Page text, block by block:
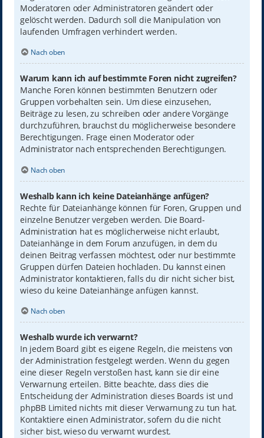
Moderatoren oder Administratoren geändert oder
gelöscht werden. Dadurch soll die Manipulation von
laufenden Umfragen verhindert werden.
Nach oben
Warum kann ich auf bestimmte Foren nicht zugreifen?
Manche Foren können bestimmten Benutzern oder
Gruppen vorbehalten sein. Um diese einzusehen,
Beiträge zu lesen, zu schreiben oder andere Vorgänge
durchzuführen, brauchst du möglicherweise besondere
Berechtigungen. Frage einen Moderator oder
Administrator nach entsprechenden Berechtigungen.
Nach oben
Weshalb kann ich keine Dateianhänge anfügen?
Rechte für Dateianhänge können für Foren, Gruppen und
einzelne Benutzer vergeben werden. Die Board-
Administration hat es möglicherweise nicht erlaubt,
Dateianhänge in dem Forum anzufügen, in dem du
deinen Beitrag verfassen möchtest, oder nur bestimmte
Gruppen dürfen Dateien hochladen. Du kannst einen
Administrator kontaktieren, falls du dir nicht sicher bist,
wieso du keine Dateianhänge anfügen kannst.
Nach oben
Weshalb wurde ich verwarnt?
In jedem Board gibt es eigene Regeln, die meistens von
der Administration festgelegt werden. Wenn du gegen
eine dieser Regeln verstoßen hast, kann sie dir eine
Verwarnung erteilen. Bitte beachte, dass dies die
Entscheidung der Administration dieses Boards ist und
phpBB Limited nichts mit dieser Verwarnung zu tun hat.
Kontaktiere einen Administrator, sofern du die nicht
sicher bist, wieso du verwarnt wurdest.